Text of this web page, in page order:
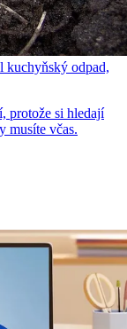
kuchyňský odpad,
protože si hledají
musíte včas.